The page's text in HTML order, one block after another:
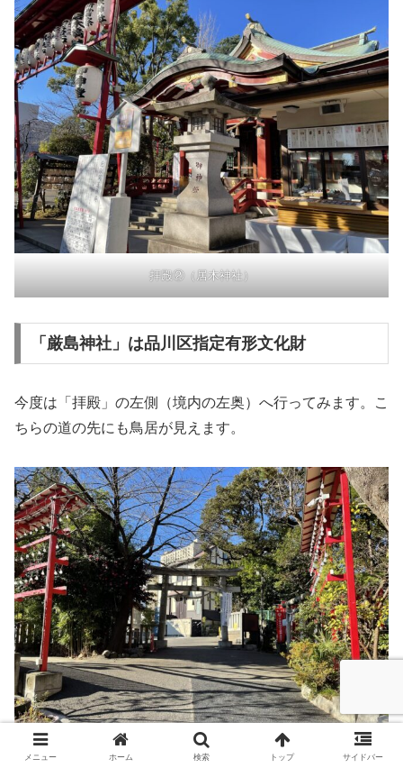
拝殿②（居木神社）
「厳島神社」は品川区指定有形文化財
今度は「拝殿」の左側（境内の左奥）へ行ってみます。こ
ちらの道の先にも鳥居が見えます。
メニュー ホーム 検索 トップ サイドバー